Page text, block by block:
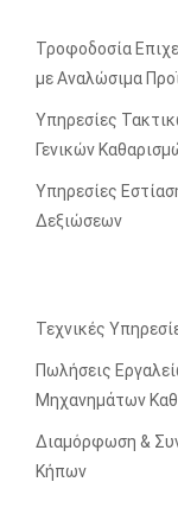
Τροφοδοσία
με Αναλώσιμα
Υπηρεσίες
Γενικών
Υπηρεσίες
Δεξιώσεων
Τεχνικές
Πωλήσεις
Mηχανημάτων
Διαμόρφωση &
Κήπων